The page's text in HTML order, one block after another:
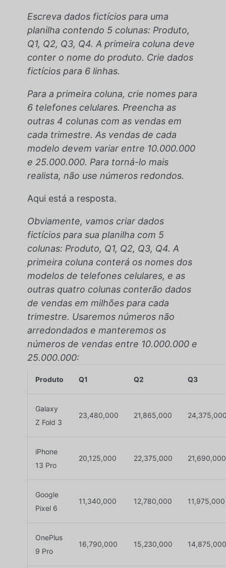
Escreva dados fictícios para uma
planilha contendo 5 colunas: Produto,
Q1, Q2, Q3, Q4. A primeira coluna deve
conter o nome do produto. Crie dados
fictícios para 6 linhas.
Para a primeira coluna, crie nomes para
6 telefones celulares. Preencha as
outras 4 colunas com as vendas em
cada trimestre. As vendas de cada
modelo devem variar entre 10.000.000
e 25.000.000. Para torná-lo mais
realista, não use números redondos.
Aqui está a resposta.
Obviamente, vamos criar dados
fictícios para sua planilha com 5
colunas: Produto, Q1, Q2, Q3, Q4. A
primeira coluna conterá os nomes dos
modelos de telefones celulares, e as
outras quatro colunas conterão dados
de vendas em milhões para cada
trimestre. Usaremos números não
arredondados e manteremos os
números de vendas entre 10.000.000 e
25.000.000:
Produto Q1 Q2 Q3
Galaxy
Z Fold 3
23,480,000 21,865,000
iPhone
13 Pro
20,125,000 22,375,000 21,690,000
Google
Pixel 6
11,340,000 12,780,000 11,975,000
OnePlus
9 Pro
16,790,000 15,230,000 14,875,000